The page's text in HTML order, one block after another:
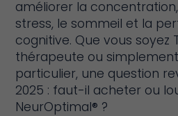
améliorer la
stress, le sommeil et la
cognitive. Que vous soyez
thérapeute ou
particulier, une question
2025 : faut-il acheter ou
NeurOptimal® ?